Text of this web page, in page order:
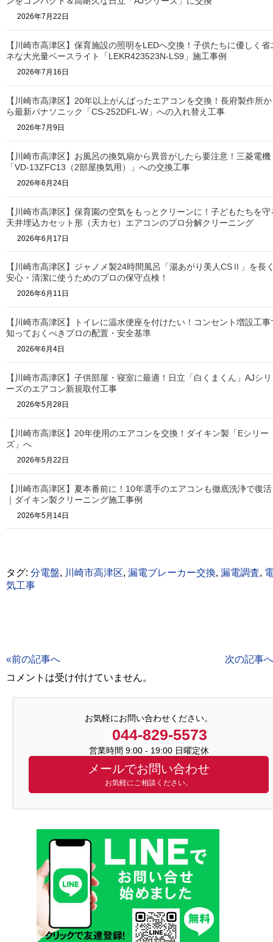
2026年7月22日
【川崎市高津区】保育施設の照明をLEDへ交換！子供たちに優しく省
ネな大光量ベースライト「LEKR423523N-LS9」施工事例
2026年7月16日
【川崎市高津区】20年以上がんばったエアコンを交換！長府製作所か
ら最新パナソニック「CS-252DFL-W」への入れ替え工事
2026年7月9日
【川崎市高津区】お風呂の換気扇から異音がしたら要注意！三菱電機
「VD-13ZFC13（2部屋換気用）」への交換工事
2026年6月24日
【川崎市高津区】保育園の空気をもっとクリーンに！子どもたちを守
天井埋込カセット形（天カセ）エアコンのプロ分解クリーニング
2026年6月17日
【川崎市高津区】ジャノメ製24時間風呂「湯あがり美人CSⅡ」を長
安心・清潔に使うためのプロの保守点検！
2026年6月11日
【川崎市高津区】トイレに温水便座を付けたい！コンセント増設工事
知っておくべきプロの配置・安全基準
2026年6月4日
【川崎市高津区】子供部屋・寝室に最適！日立「白くまくん」AJシリ
ーズのエアコン新規取付工事
2026年5月28日
【川崎市高津区】20年使用のエアコンを交換！ダイキン製「Eシリー
ズ」へ
2026年5月22日
【川崎市高津区】夏本番前に！10年選手のエアコンも徹底洗浄で復活
｜ダイキン製クリーニング施工事例
2026年5月14日
タグ: 分電盤, 川崎市高津区, 漏電ブレーカー交換, 漏電調査,
気工事
«前の記事へ
次の記事
コメントは受け付けていません。
お気軽にお問い合わせください。
044-829-5573
営業時間 9:00 - 19:00 日曜定休
メールでお問い合わせ
お気軽にご相談ください。